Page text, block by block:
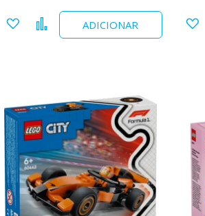
ADICIONAR
AdicionarComparar